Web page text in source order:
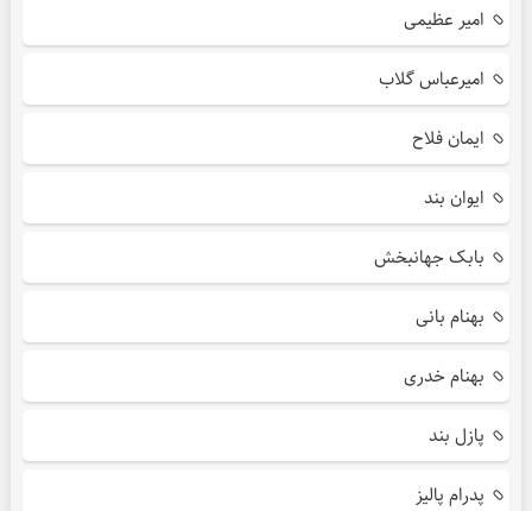
امیر عظیمی
امیرعباس گلاب
ایمان فلاح
ایوان بند
بابک جهانبخش
بهنام بانی
بهنام خدری
پازل بند
پدرام پالیز